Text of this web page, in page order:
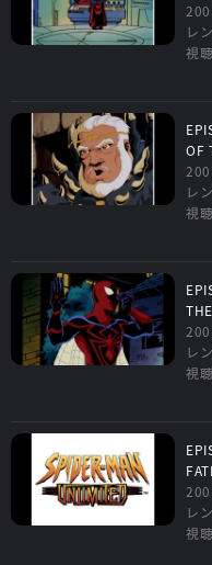
200
レ
視
OF
200
レ
視
200
レ
視
200
レ
視